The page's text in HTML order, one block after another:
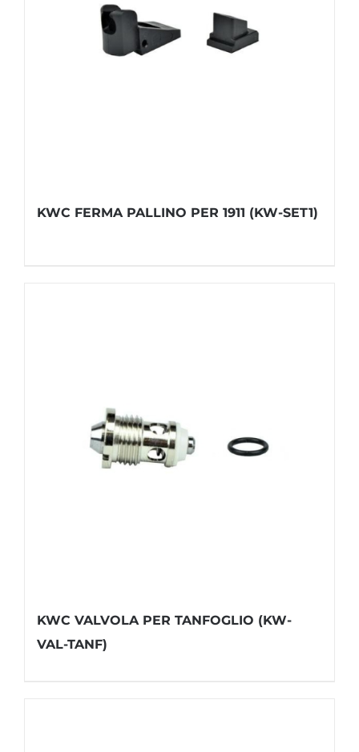
KWC FERMA PALLINO PER 1911 (KW-SET1)
KWC VALVOLA PER TANFOGLIO (KW-
VAL-TANF)